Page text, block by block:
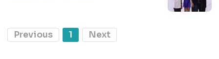
Previous 1 Next